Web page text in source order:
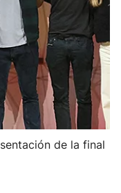
de la final